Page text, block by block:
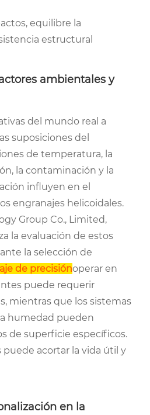
equilibre la
estructural
ambientales y
del mundo real a
suposiciones del
de temperatura, la
la contaminación y la
influyen en el
engranajes helicoidales.
Group Co., Limited,
la evaluación de estos
la selección de
de precisiónoperar en
puede requerir
mientras que los sistemas
humedad pueden
de superficie específicos.
puede acortar la vida útil y
en la